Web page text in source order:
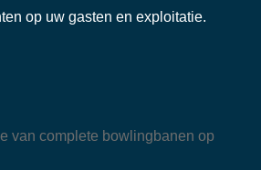
op uw gasten en exploitatie.
van complete bowlingbanen op